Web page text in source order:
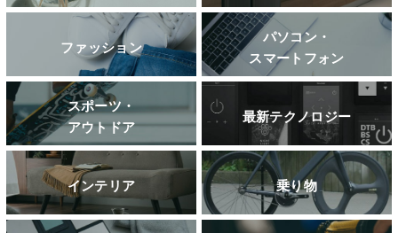
ファッション
パソコン・
スマートフォン
スポーツ・
アウトドア
最新テクノロジー
インテリア 乗り物